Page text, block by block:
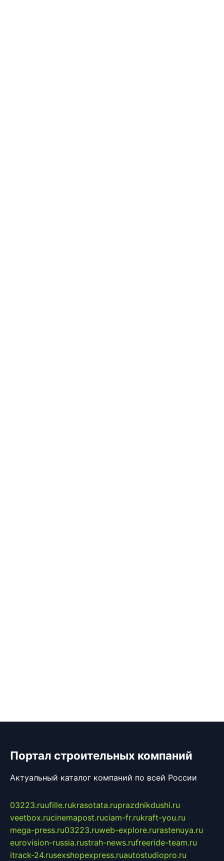
Портал строительных компаний
Актуальный каталог компаний по всей России
03223.ruufille.rukrasotata.ruprazdnikdushi.ru
veetbox.rucinemapost.ruciam-fr.rukraft-you.ru
mega-press.ru03223.ruweb-explore.rurastenuya.ru
eurovision-russia.rustrah-news.rufreeride-team.ru
itrack-24.rusexshopexpress.ruautostudiopro.ru